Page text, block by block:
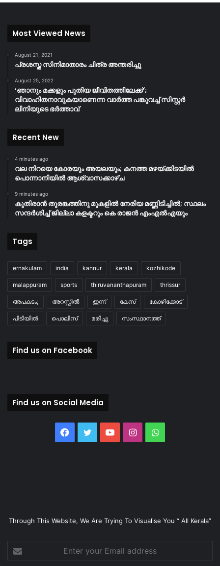
Most Viewed News
August 21, 2021
പ്രശസ്ത സിനിമാതാരം ചിത്ര അന്തരിച്ചു
August 25, 2022
‘ഞാനും മക്കളും പുതിയ ജീവിതത്തിലേക്ക്’;
വിവാഹിതനാവുകയാണെന്ന വാർത്ത പങ്കുവച്ച് സിസ്റ്റർ
ലിനിയുടെ ഭർത്താവ്
Recent New
4 minutes ago
വല നിറയെ കോരയും അയലയും; കനത്ത മഴയ്ക്കിടയിൽ
പൊന്നാനിയിൽ ആശ്വാസക്കാഴ്ച
9 minutes ago
കുതിരാന്‍ തുരങ്കത്തിനു മുകളില്‍ നേരിയ മണ്ണിടിച്ചില്‍; സ്ഥലം
സന്ദര്‍ശിച്ച് ജില്ലാ കളക്ടറും കെ രാജന്‍ എംഎല്‍എയും
Tags
ernakulam india kannur kerala kozhikode
malappuram sports thiruvananthapuram thrissur
അപകടം; അറസ്റ്റിൽ ഇന്ന് കേസ് കോഴിക്കോട്
പിടിയിൽ പൊലീസ് മരിച്ചു സംസ്ഥാനത്ത്
Find us on Facebook
Find us on Social Media
Facebook
TwitterYouTubeInstagramWhatsApp
Through This Website, We Are Trying To Visualise You “ All Kerala”
your